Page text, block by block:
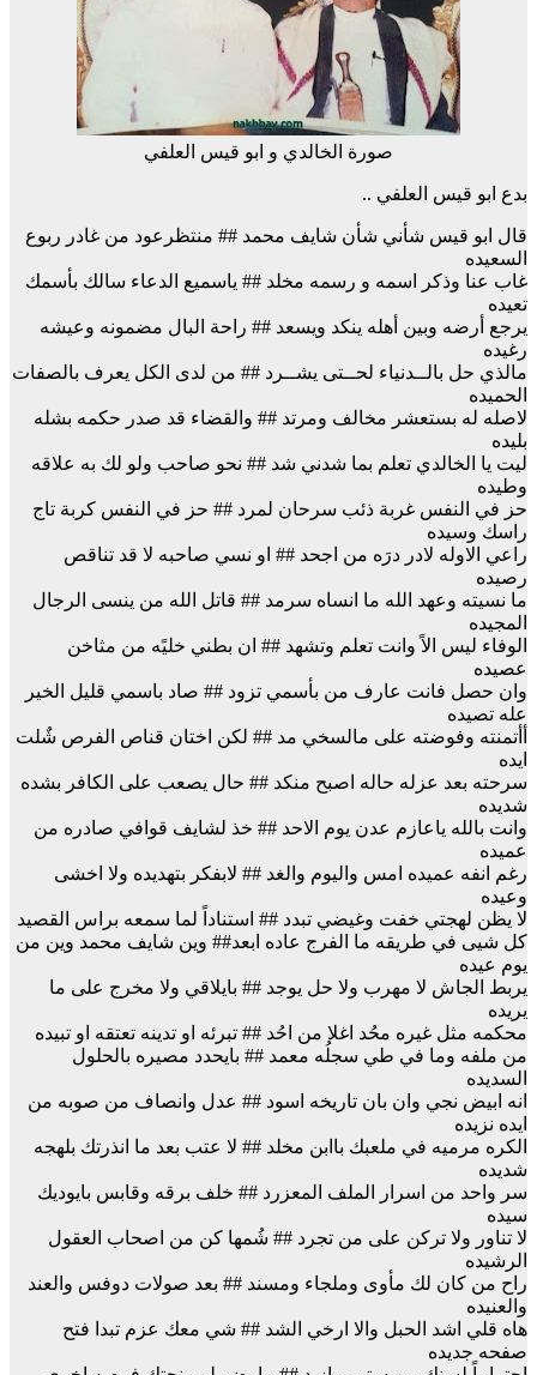
صورة الخالدي و ابو قيس العلفي
بدع ابو قيس العلفي ..
قال ابو قيس شأني شأن شايف محمد ## منتظرعود من غادر ربوع
السعيده
غاب عنا وذكر اسمه و رسمه مخلد ## ياسميع الدعاء سالك بأسمك
تعيده
يرجع أرضه وبين أهله ينكد ويسعد ## راحة البال مضمونه وعيشه
رغيده
مالذي حل بالــدنياء لحــتى يشــرد ## من لدى الكل يعرف بالصفات
الحميده
لاصله له بستعشر مخالف ومرتد ## والقضاء قد صدر حكمه بشله
بليده
ليت يا الخالدي تعلم بما شدني شد ## نحو صاحب ولو لك به علاقه
وطيده
حز في النفس غربة ذئب سرحان لمرد ## حز في النفس كربة تاج
راسك وسيده
راعي الاوله لادر درَه من اجحد ## او نسي صاحبه لا قد تناقص
رصيده
ما نسيته وعهد الله ما انساه سرمد ## قاتل الله من ينسى الرجال
المجيده
الوفاء ليس الاً وانت تعلم وتشهد ## ان بطني خليًه من مثاخن
عصيده
وان حصل فانت عارف من بأسمي تزود ## صاد باسمي قليل الخير
عله تصيده
أأتمنته وفوضته على مالسخي مد ## لكن اختان قناص الفرص شٌلت
ايده
سرحته بعد عزله حاله اصبح منكد ## حال يصعب على الكافر بشده
شديده
وانت بالله ياعازم عدن يوم الاحد ## خذ لشايف قوافي صادره من
عميده
رغم انفه عميده امس واليوم والغد ## لابفكر بتهديده ولا اخشى
وعيده
لا يظن لهجتي خفت وغيضي تبدد ## استناداً لما سمعه براس القصيد
كل شيى في طريقه ما الفرج عاده ابعد## وين شايف محمد وين من
يوم عيده
يربط الجاش لا مهرب ولا حل يوجد ## بايلاقي ولا مخرج على ما
يريده
محكمه مثل غيره محُد اغلا من احُد ## تبرئه او تدينه تعتقه او تبيده
من ملفه وما في طي سجلُه معمد ## بايحدد مصيره بالحلول
السديده
انه ابيض نجي وان بان تاريخه اسود ## عدل وانصاف من صوبه من
ايده نزيده
الكره مرميه في ملعبك باابن مخلد ## لا عتب بعد ما انذرتك بلهجه
شديده
سر واحد من اسرار الملف المعزرد ## خلف برقه وقابس بايوديك
سيده
لا تناور ولا تركن على من تجرد ## شُمها كن من اصحاب العقول
الرشيده
راح من كان لك مأوى وملجاء ومسند ## بعد صولات دوفس والعند
والعنيده
هاه قلي اشد الحبل والا ارخي الشد ## شي معك عزم تبدا فتح
صفحه جديده